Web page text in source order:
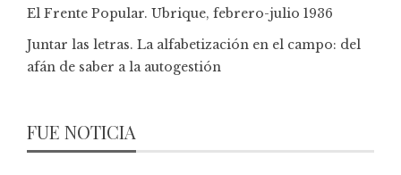
El Frente Popular. Ubrique, febrero-julio 1936
Juntar las letras. La alfabetización en el campo: del
afán de saber a la autogestión
FUE NOTICIA